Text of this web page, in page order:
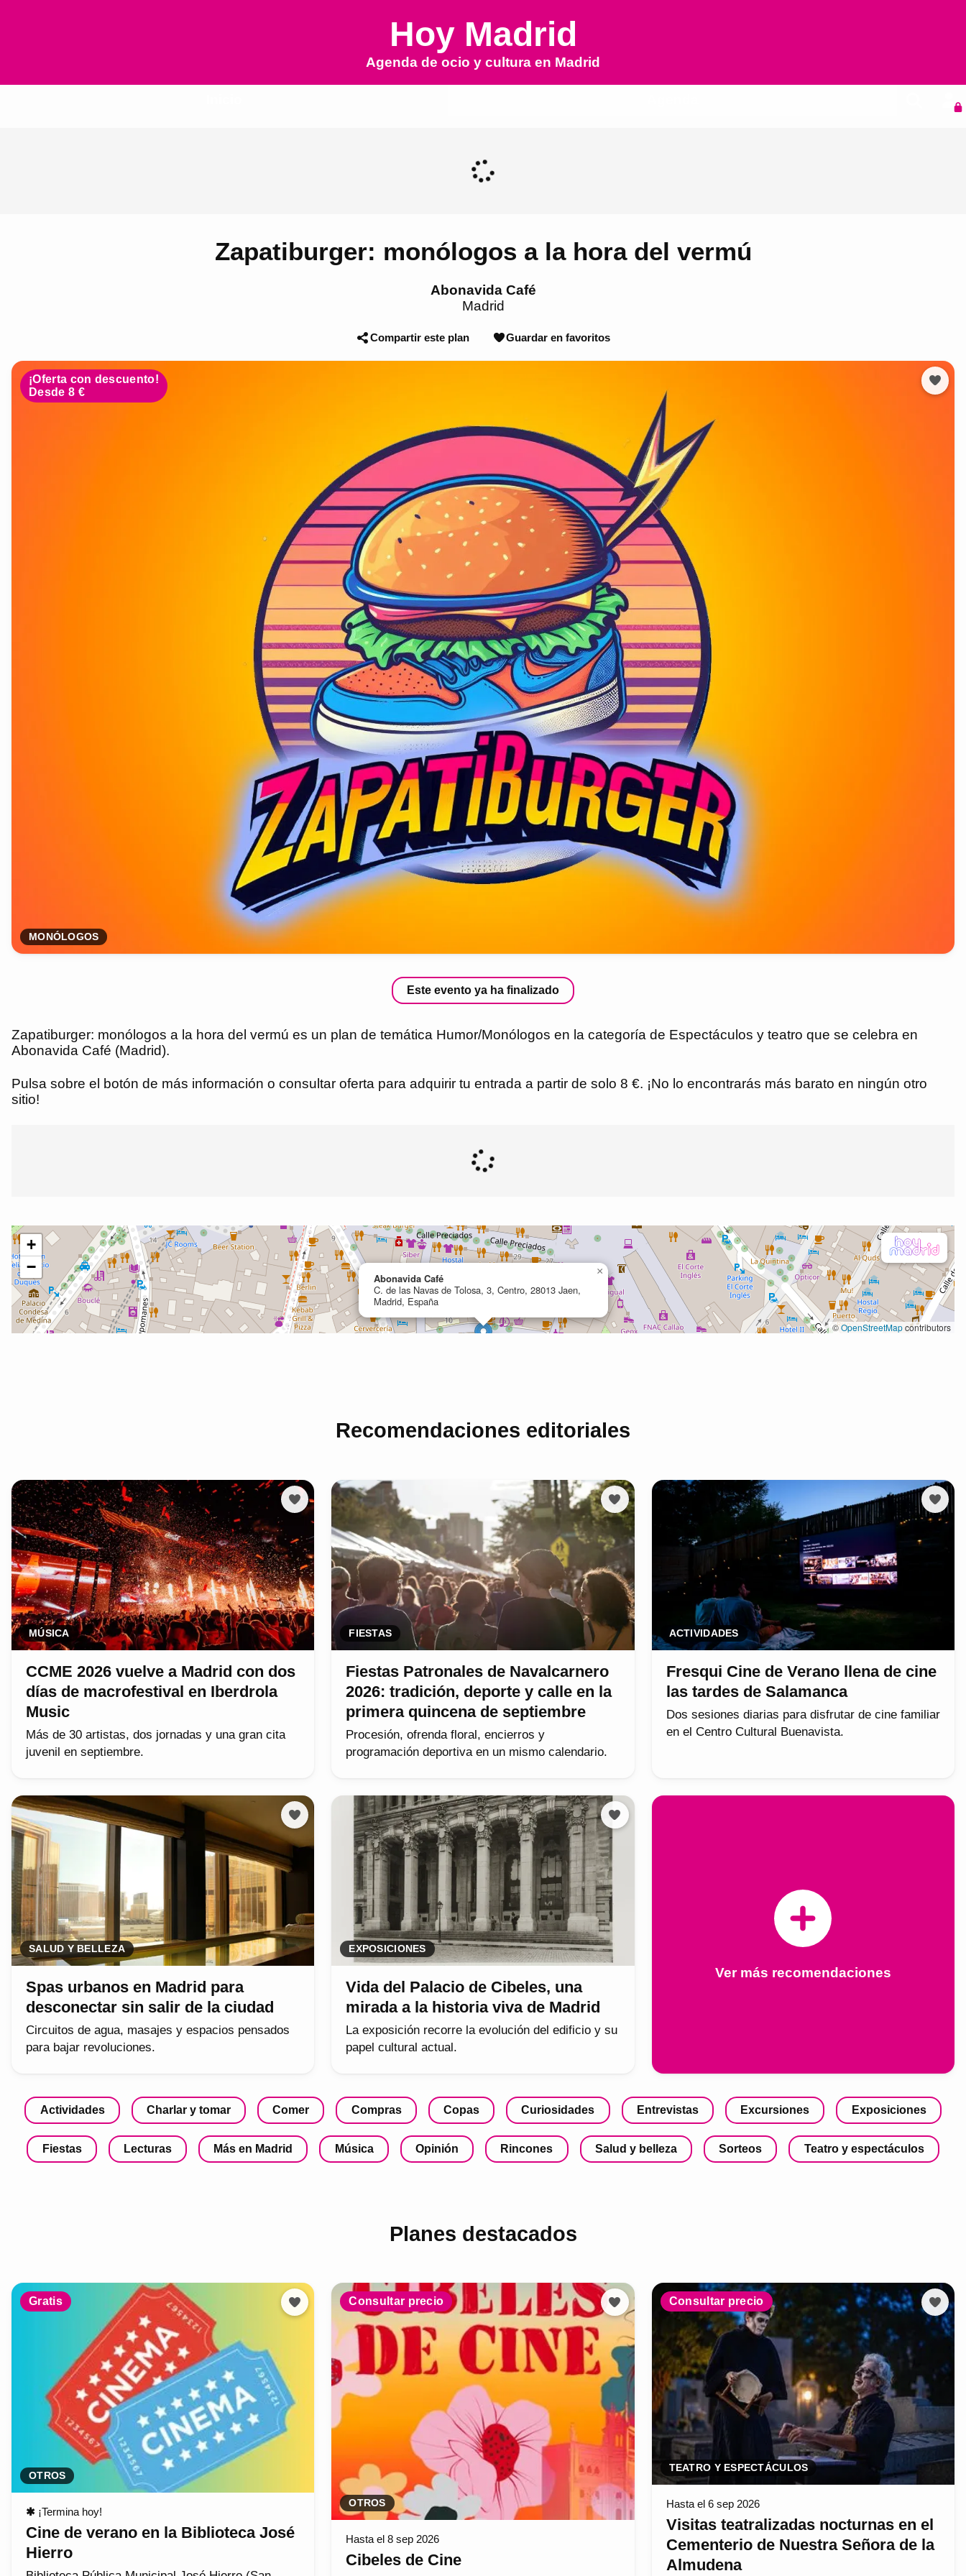
Hoy Madrid
Agenda de ocio y cultura en Madrid
Zapatiburger: monólogos a la hora del vermú
Abonavida Café
Madrid
Compartir este plan Guardar en favoritos
¡Oferta con descuento!
Desde 8 €
MONÓLOGOS
Este evento ya ha finalizado
Zapatiburger: monólogos a la hora del vermú es un plan de temática Humor/Monólogos en la categoría de Espectáculos y teatro que se celebra en
Abonavida Café (Madrid).
Pulsa sobre el botón de más información o consultar oferta para adquirir tu entrada a partir de solo 8 €. ¡No lo encontrarás más barato en ningún otro
sitio!
Recomendaciones editoriales
MÚSICA
CCME 2026 vuelve a Madrid con dos
días de macrofestival en Iberdrola
Music
Más de 30 artistas, dos jornadas y una gran cita
juvenil en septiembre.
FIESTAS
Fiestas Patronales de Navalcarnero
2026: tradición, deporte y calle en la
primera quincena de septiembre
Procesión, ofrenda floral, encierros y
programación deportiva en un mismo calendario.
ACTIVIDADES
Fresqui Cine de Verano llena de cine
las tardes de Salamanca
Dos sesiones diarias para disfrutar de cine familiar
en el Centro Cultural Buenavista.
SALUD Y BELLEZA
Spas urbanos en Madrid para
desconectar sin salir de la ciudad
Circuitos de agua, masajes y espacios pensados
para bajar revoluciones.
EXPOSICIONES
Vida del Palacio de Cibeles, una
mirada a la historia viva de Madrid
La exposición recorre la evolución del edificio y su
papel cultural actual.
Ver más recomendaciones
Actividades Charlar y tomar Comer Compras Copas Curiosidades Entrevistas Excursiones Exposiciones
Fiestas Lecturas Más en Madrid Música Opinión Rincones Salud y belleza Sorteos Teatro y espectáculos
Planes destacados
Gratis
OTROS
✱ ¡Termina hoy!
Cine de verano en la Biblioteca José
Hierro
Consultar precio
OTROS
Hasta el 8 sep 2026
Cibeles de Cine
Consultar precio
TEATRO Y ESPECTÁCULOS
Hasta el 6 sep 2026
Visitas teatralizadas nocturnas en el
Cementerio de Nuestra Señora de la
Almudena